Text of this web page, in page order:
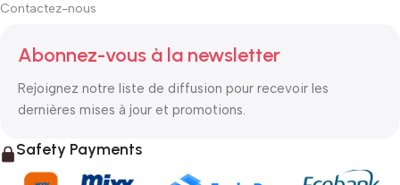
Contactez-nous
Abonnez-vous à la newsletter
Rejoignez notre liste de diffusion pour recevoir les
dernières mises à jour et promotions.
Safety Payments